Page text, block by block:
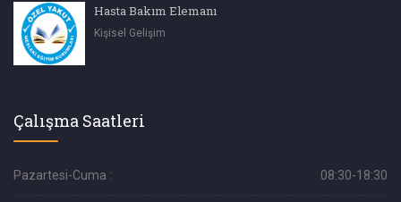
Hasta Bakım Elemanı
Kişisel Gelişim
Çalışma Saatleri
Pazartesi-Cuma : 08:30-18:30